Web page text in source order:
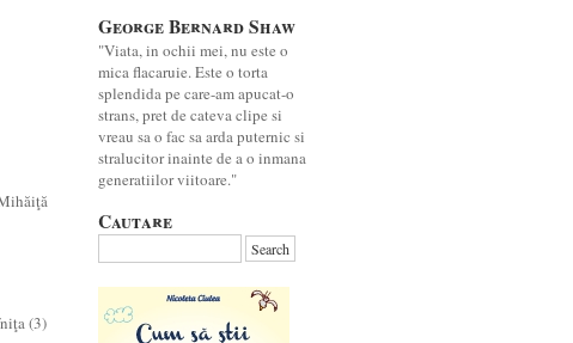
(3)
George Bernard Shaw
"Viata, in ochii mei, nu este o
mica flacaruie. Este o torta
splendida pe care-am apucat-o
strans, pret de cateva clipe si
vreau sa o fac sa arda puternic si
stralucitor inainte de a o inmana
generatiilor viitoare."
Cautare